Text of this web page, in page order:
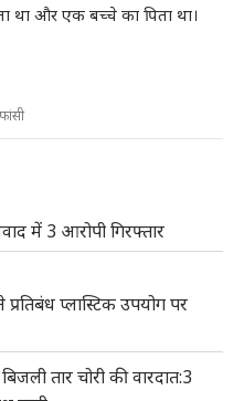
था और एक बच्चे का पिता था।
में 3 आरोपी गिरफ्तार
प्लास्टिक उपयोग पर
तार चोरी की वारदात:3